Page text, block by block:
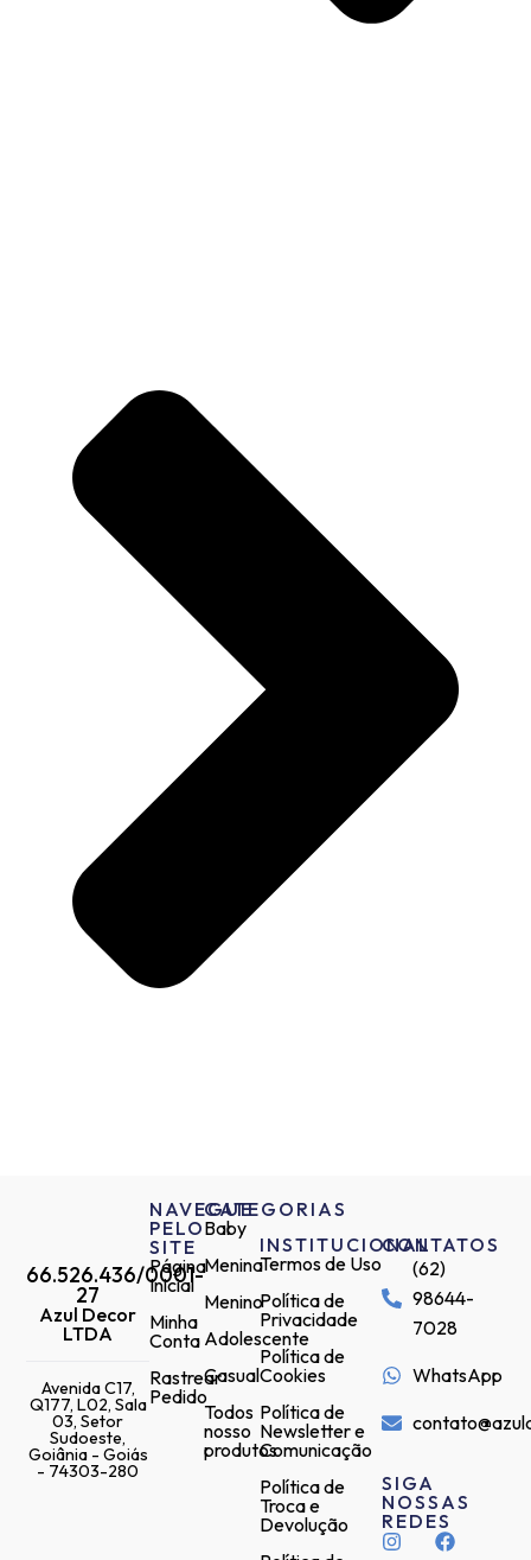
66.526.436/0001-
27
Azul Decor
LTDA
Avenida C17,
Q177, L02, Sala
03, Setor
Sudoeste,
Goiânia - Goiás
- 74303-280
NAVEGUE
PELO
SITE
Página
Inicial
Minha
Conta
Rastrear
Pedido
CATEGORIAS
Baby
Menina
Menino
Adolescente
Casual
Todos
nosso
produtos
INSTITUCIONAL
Termos de Uso
Política de
Privacidade
Política de
Cookies
Política de
Newsletter e
Comunicação
Política de
Troca e
Devolução
CONTATOS
(62)
98644-
7028
WhatsApp
SIGA
NOSSAS
REDES